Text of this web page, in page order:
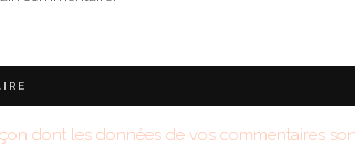
dont les données de vos commentaires